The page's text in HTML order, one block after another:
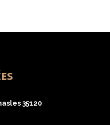
35120